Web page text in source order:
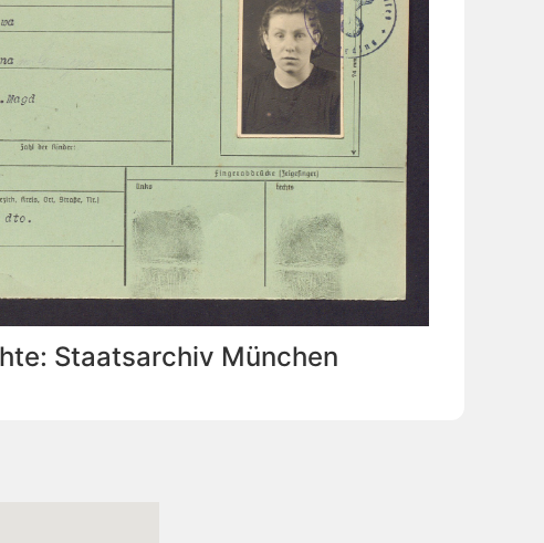
Staatsarchiv München